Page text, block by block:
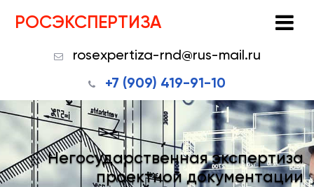
РОСЭКСПЕРТИЗА
rosexpertiza-rnd@rus-mail.ru
+7 (909) 419-91-10
Негосударственная экспертиза
проектной документации